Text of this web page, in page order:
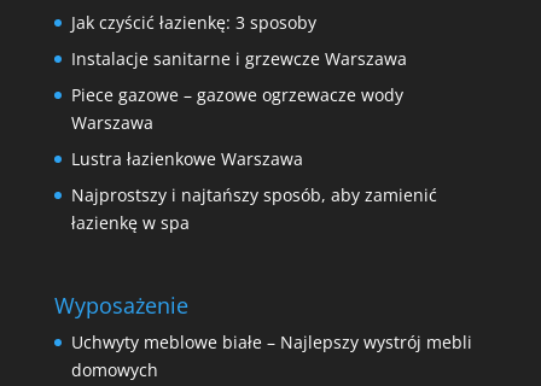
Jak czyścić łazienkę: 3 sposoby
Instalacje sanitarne i grzewcze Warszawa
Piece gazowe – gazowe ogrzewacze wody
Warszawa
Lustra łazienkowe Warszawa
Najprostszy i najtańszy sposób, aby zamienić
łazienkę w spa
Wyposażenie
Uchwyty meblowe białe – Najlepszy wystrój mebli
domowych